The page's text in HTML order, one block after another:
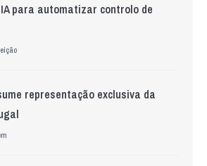
para automatizar controlo de
representação exclusiva da